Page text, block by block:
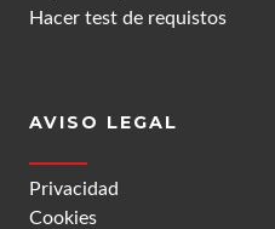
Hacer test de requistos
AVISO LEGAL
Privacidad
Cookies